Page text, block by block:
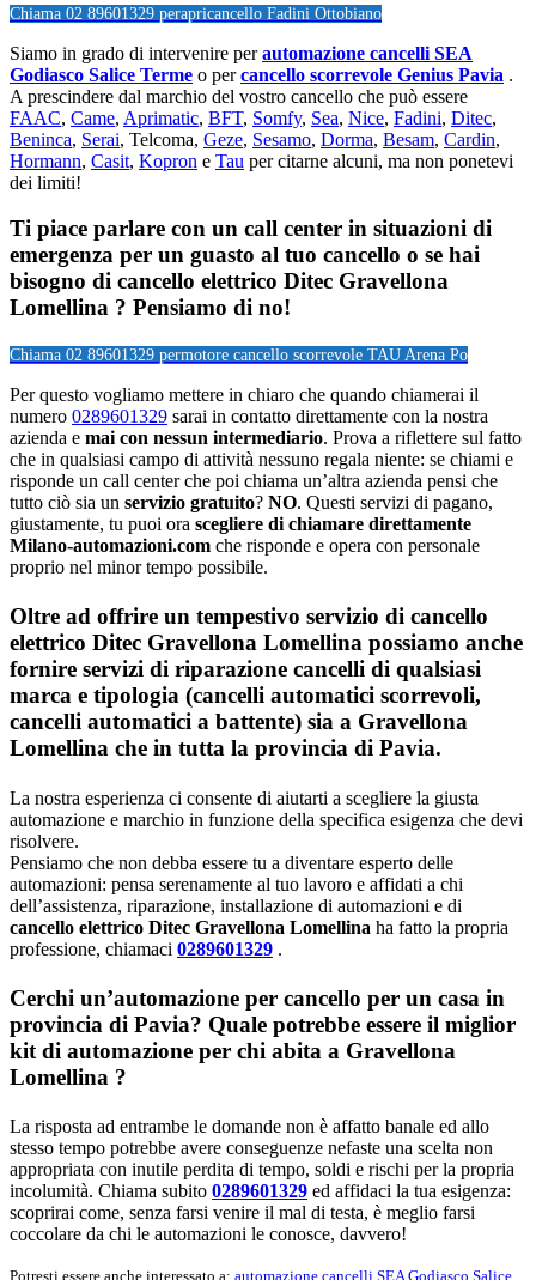
Chiama 02 89601329 perapricancello Fadini Ottobiano
Siamo in grado di intervenire perautomazione cancelli SEA
Godiasco Salice Terme o percancello scorrevole Genius Pavia .
A prescindere dal marchio del vostro cancello che può essere
FAAC, Came, Aprimatic, BFT, Somfy, Sea, Nice, Fadini, Ditec,
Beninca, Serai, Telcoma, Geze, Sesamo, Dorma, Besam, Cardin,
Hormann, Casit, Kopron e Tau per citarne alcuni, ma non ponetevi
dei limiti!
Ti piace parlare con un call center in situazioni di
emergenza per un guasto al tuo cancello o se hai
bisogno di cancello elettrico Ditec Gravellona
Lomellina ? Pensiamo di no!
Chiama 02 89601329 permotore cancello scorrevole TAU Arena Po
Per questo vogliamo mettere in chiaro che quando chiamerai il
numero 0289601329 sarai in contatto direttamente con la nostra
azienda e mai con nessun intermediario. Prova a riflettere sul fatto
che in qualsiasi campo di attività nessuno regala niente: se chiami e
risponde un call center che poi chiama un’altra azienda pensi che
tutto ciò sia un servizio gratuito? NO. Questi servizi di pagano,
giustamente, tu puoi ora scegliere di chiamare direttamente
Milano-automazioni.com che risponde e opera con personale
proprio nel minor tempo possibile.
Oltre ad offrire un tempestivo servizio di cancello
elettrico Ditec Gravellona Lomellina possiamo anche
fornire servizi di riparazione cancelli di qualsiasi
marca e tipologia (cancelli automatici scorrevoli,
cancelli automatici a battente) sia a Gravellona
Lomellina che in tutta la provincia di Pavia.
La nostra esperienza ci consente di aiutarti a scegliere la giusta
automazione e marchio in funzione della specifica esigenza che devi
risolvere.
Pensiamo che non debba essere tu a diventare esperto delle
automazioni: pensa serenamente al tuo lavoro e affidati a chi
dell’assistenza, riparazione, installazione di automazioni e di
cancello elettrico Ditec Gravellona Lomellina ha fatto la propria
professione, chiamaci 0289601329 .
Cerchi un’automazione per cancello per un casa in
provincia di Pavia? Quale potrebbe essere il miglior
kit di automazione per chi abita a Gravellona
Lomellina ?
La risposta ad entrambe le domande non è affatto banale ed allo
stesso tempo potrebbe avere conseguenze nefaste una scelta non
appropriata con inutile perdita di tempo, soldi e rischi per la propria
incolumità. Chiama subito 0289601329 ed affidaci la tua esigenza:
scoprirai come, senza farsi venire il mal di testa, è meglio farsi
coccolare da chi le automazioni le conosce, davvero!
Potresti essere anche interessato a: automazione cancelli SEA Godiasco Salice